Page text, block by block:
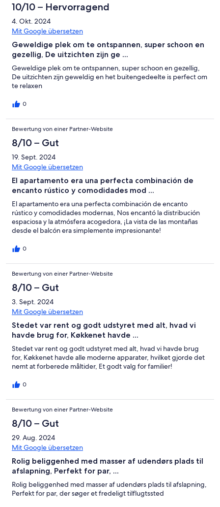
10/10 – Hervorragend
4. Okt. 2024
Mit Google übersetzen
Geweldige plek om te ontspannen, super schoon en
gezellig, De uitzichten zijn ge ...
Geweldige plek om te ontspannen, super schoon en gezellig,
De uitzichten zijn geweldig en het buitengedeelte is perfect om
te relaxen
0
Bewertung von einer Partner-Website
8/10 – Gut
19. Sept. 2024
Mit Google übersetzen
El apartamento era una perfecta combinación de
encanto rústico y comodidades mod ...
El apartamento era una perfecta combinación de encanto
rústico y comodidades modernas, Nos encantó la distribución
espaciosa y la atmósfera acogedora, ¡La vista de las montañas
desde el balcón era simplemente impresionante!
0
Bewertung von einer Partner-Website
8/10 – Gut
3. Sept. 2024
Mit Google übersetzen
Stedet var rent og godt udstyret med alt, hvad vi
havde brug for, Køkkenet havde ...
Stedet var rent og godt udstyret med alt, hvad vi havde brug
for, Køkkenet havde alle moderne apparater, hvilket gjorde det
nemt at forberede måltider, Et godt valg for familier!
0
Bewertung von einer Partner-Website
8/10 – Gut
29. Aug. 2024
Mit Google übersetzen
Rolig beliggenhed med masser af udendørs plads til
afslapning, Perfekt for par, ...
Rolig beliggenhed med masser af udendørs plads til afslapning,
Perfekt for par, der søger et fredeligt tilflugtssted